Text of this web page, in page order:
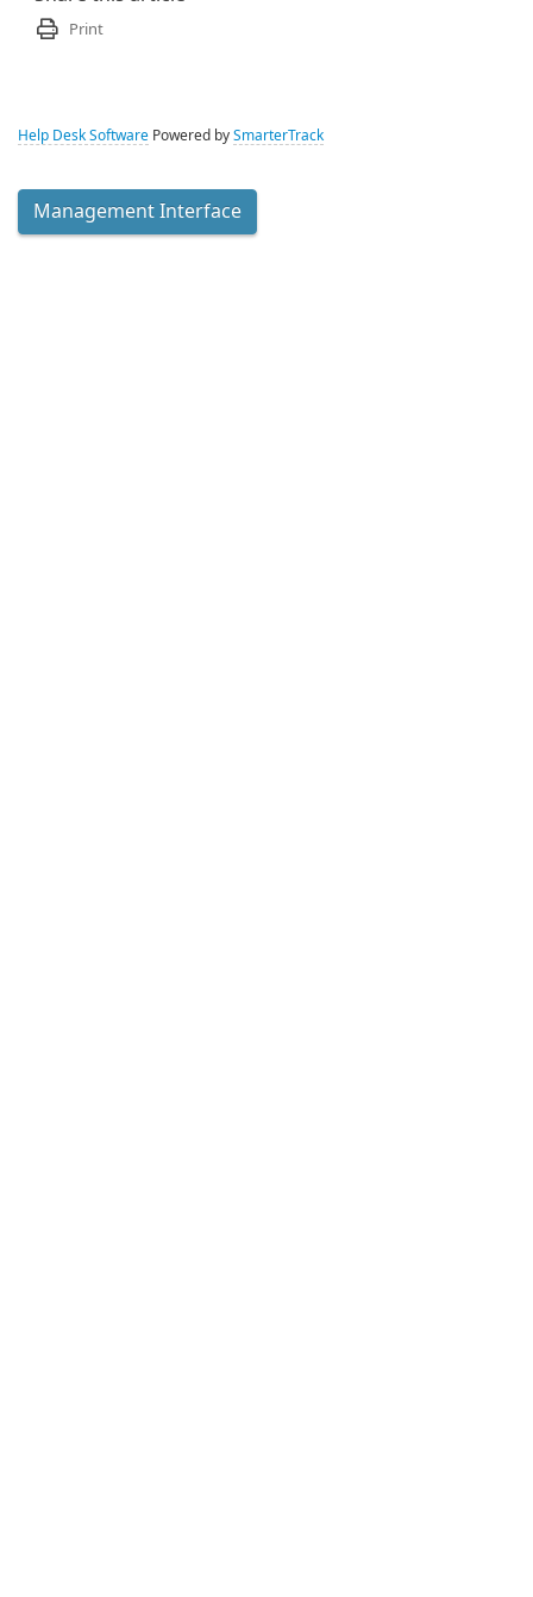
Print
Help Desk Software Powered by SmarterTrack
Management Interface